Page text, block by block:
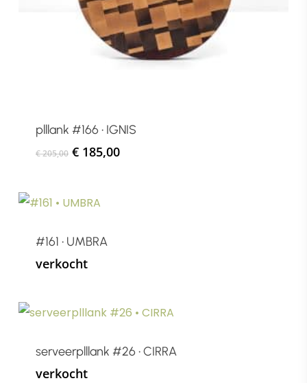
plllank #166 • IGNIS
€205,00 Oorspronkelijke
€ 205,00.
€185,00Huidige
#161 • UMBRA
verkocht
serveerplllank #26 • CIRRA
verkocht